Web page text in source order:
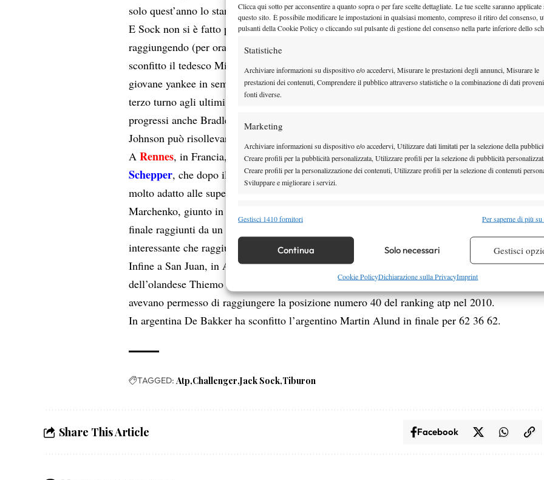
Clicca qui sotto per acconsentire a quanto sopra o per fare scelte dettagliate. Le tue scelte saranno applicate
questo sito. È possibile modificare le impostazioni in qualsiasi momento, compreso il ritiro del consenso,
pulsanti della Cookie Policy o cliccando sul pulsante di gestione del consenso nella parte inferiore dello
Statistiche
Archiviare informazioni su dispositivo e/o accedervi, Misurare le prestazioni degli annunci, Misurare le
prestazioni dei contenuti, Comprendere il pubblico attraverso statistiche o la combinazione di dati
fonti diverse.
Marketing
Archiviare informazioni su dispositivo e/o accedervi, Utilizzare dati limitati per la selezione della
Creare profili per la pubblicità personalizzata, Utilizzare profili per la selezione di pubblicità
Creare profili per la personalizzazione dei contenuti, Utilizzare profili per la selezione di contenuti
Sviluppare e migliorare i servizi.
Funzionalità
Identificare i dispositivi in base alle informazioni trasmesse automaticamente.
Garantire la sicurezza, prevenire e rilevare frodi, correggere errori,
Erogare e presentare pubblicità e contenuto, Salvare e comunicare le
scelte sulla privacy.
Gestisci 1410 fornitori Per saperne di più
Continua Solo necessari Gestisci
Cookie PolicyDichiarazione sulla PrivacyImprint
solo quest’anno lo stanno lasciando libero di esprimere al massimo il suo potenziale.
E Sock non si è fatto pregare, scalando piu di 200 posizioni da inizio anno,
raggiungendo (per ora) la posizione numero 165 del ranking. In California Sock ha
sconfitto il tedesco Mischa Zverev in finale per 61 16 76, dopo aver battuto un altro
giovane yankee in semifinale, quel Steve Johnson, classe 89, capace di raggiungere il
terzo turno agli ultimi US Open. Oltre a loro, negli Stati Uniti ha confermato i suoi
progressi anche Bradley Klahn, fermato ai quarti di finale, ma che come Sock e
Johnson può risollevare il livello del tennis statunitense nei prossimi anni.
ARennes, in Francia, seconda vittoria consecutiva del franceseKenny De
Schepper, che dopo il challenger di Mons, trionfa anche a Rennes, confermandosi
molto adatto alle superfici rapide. Il francese ha sconfitto in finale l’ucraino Illya
Marchenko, giunto in finale dalle qualificazioni, per 76 62. Da segnalare i quarti di
finale raggiunti da un altro qualificato, l’austriaco Dominic Thiem, classe 93 molto
interessante che raggiunge la posizione numero 394 (best ranking).
Infine a San Juan, in Argentina, nell’unico torneo disputato sulla terra rossa, vittoria
dell’olandese Thiemo De Bakker che piano piano sta tornando ai livelli che gli
avevano permesso di raggiungere la posizione numero 40 del ranking atp nel 2010.
In argentina De Bakker ha sconfitto l’argentino Martin Alund in finale per 62 36 62.
TAGGED: Atp Challenger Jack Sock Tiburon
Share This Article Facebook